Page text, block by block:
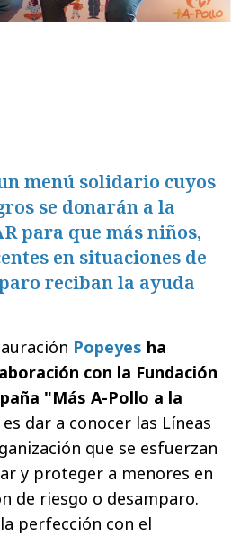
menú solidario cuyos
se donarán a la
para que más niños,
en situaciones de
reciban la ayuda
Popeyes ha
con la Fundación
"Más A-Pollo a la
es dar a conocer las Líneas
que se esfuerzan
y proteger a menores en
de riesgo o desamparo.
perfección con el